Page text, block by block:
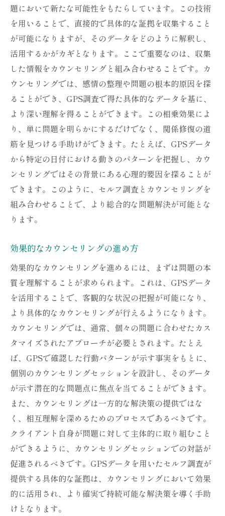
題において新たな可能性をもたらしています。この技術
を用いることで、直接的で具体的な証拠を収集すること
が可能になりますが、そのデータをどのように解釈し、
活用するかがカギとなります。ここで重要なのは、収集
した情報をカウンセリングと組み合わせることです。カ
ウンセリングでは、感情の整理や問題の根本的原因を探
ることができ、GPS調査で得た具体的なデータを基に、
より深い理解を得ることができます。この相乗効果によ
り、単に問題を明らかにするだけでなく、関係修復の道
筋を見つける手助けができます。たとえば、GPSデータ
から特定の日付における動きのパターンを把握し、カウ
ンセリングではその背景にある心理的要因を探ることが
できます。このように、セルフ調査とカウンセリングを
組み合わせることで、より総合的な問題解決が可能とな
ります。
効果的なカウンセリングの進め方
効果的なカウンセリングを進めるには、まずは問題の本
質を理解することが求められます。これは、GPSデータ
を活用することで、客観的な状況の把握が可能になり、
より具体的なカウンセリングが行えるようになります。
カウンセリングでは、通常、個々の問題に合わせたカス
タマイズされたアプローチが必要とされます。たとえ
ば、GPSで確認した行動パターンが示す事実をもとに、
個別のカウンセリングセッションを設計し、そのデータ
が示す潜在的な問題点に焦点を当てることができます。
また、カウンセリングは一方的な解決策の提供ではな
く、相互理解を深めるためのプロセスであるべきです。
クライアント自身が問題に対して主体的に取り組むこと
ができるように、カウンセリングセッションでの対話が
促進されるべきです。GPSデータを用いたセルフ調査が
提供する具体的な証拠は、カウンセリングにおいて効果
的に活用され、より確実で持続可能な解決策を導く手助
けとなります。